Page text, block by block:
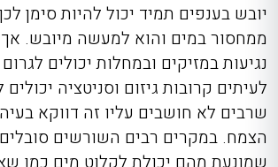
יובש בענפים תמיד יכול להיות סימן
ממחסור במים והוא למעשה מיובש.
נגיעות במזיקים ובמחלות יכולים
לעיתים קרובות גיזום וסניטציה
שרבים לא חושבים עליו זה דווקא
הצמח. במקרים רבים השורשים